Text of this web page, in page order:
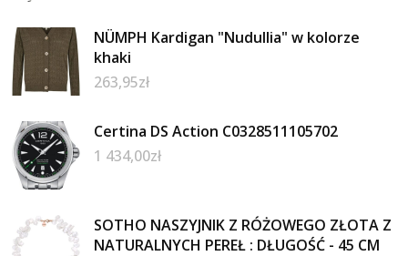
NÜMPH Kardigan "Nudullia" w kolorze
khaki
263,95zł
Certina DS Action C0328511105702
1 434,00zł
SOTHO NASZYJNIK Z RÓŻOWEGO ZŁOTA Z
NATURALNYCH PEREŁ : DŁUGOŚĆ - 45 CM